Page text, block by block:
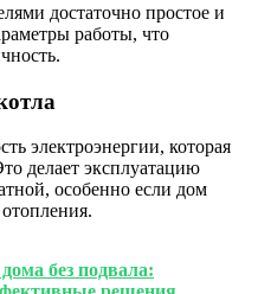
достаточно простое и
работы, что
электроэнергии, которая
делает эксплуатацию
особенно если дом
без подвала: